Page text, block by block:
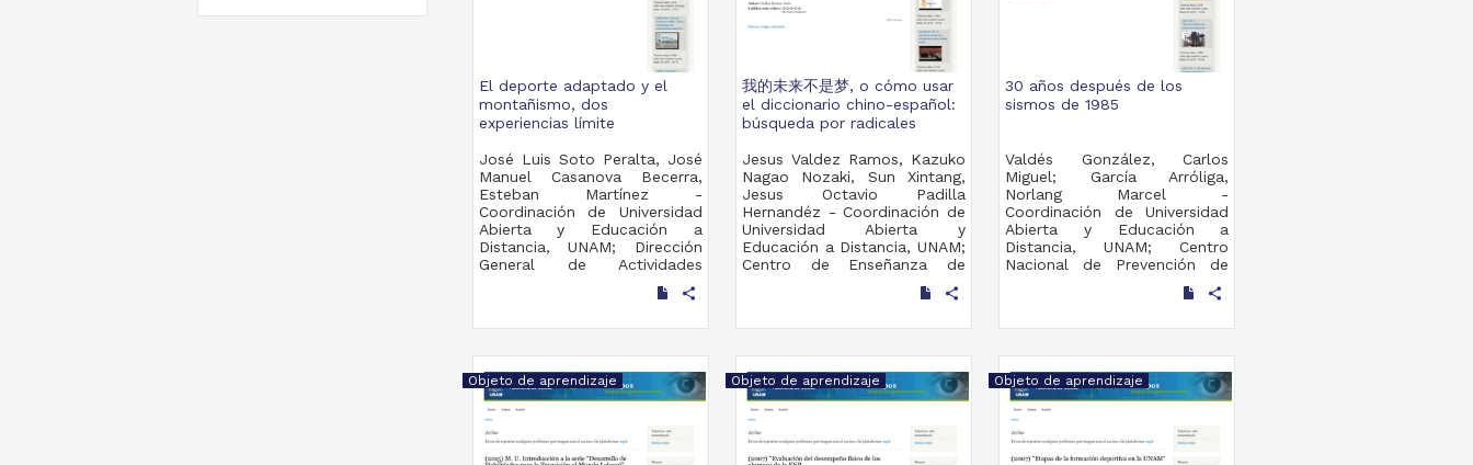
El deporte adaptado y el
montañismo, dos
experiencias límite
José Luis Soto Peralta, José
Manuel Casanova Becerra,
Esteban Martínez -
Coordinación de Universidad
Abierta y Educación a
Distancia, UNAM; Dirección
General de Actividades
share
我的未来不是梦, o cómo usar
el diccionario chino-español:
búsqueda por radicales
Jesus Valdez Ramos, Kazuko
Nagao Nozaki, Sun Xintang,
Jesus Octavio Padilla
Hernandéz - Coordinación de
Universidad Abierta y
Educación a Distancia, UNAM;
Centro de Enseñanza de
share
30 años después de los
sismos de 1985
Valdés González, Carlos
Miguel; García Arróliga,
Norlang Marcel -
Coordinación de Universidad
Abierta y Educación a
Distancia, UNAM; Centro
Nacional de Prevención de
share
Objeto de aprendizaje Objeto de aprendizaje Objeto de aprendizaje